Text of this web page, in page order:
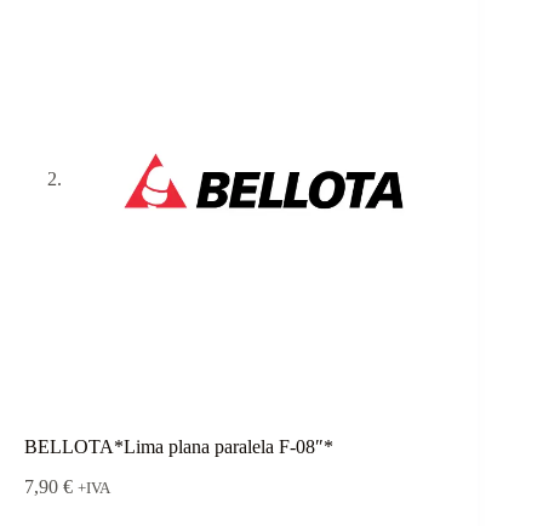
BELLOTA*Lima plana paralela F-08″*
7,90 € +IVA